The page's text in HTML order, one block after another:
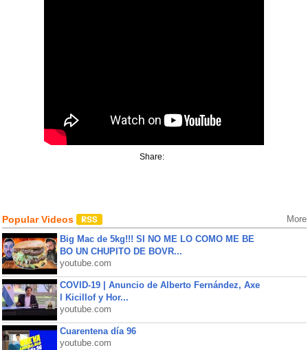
Share:
Popular Videos More
Big Mac de 5kg!!! SI NO ME LO COMO ME BE
BO UN CHUPITO DE BOVR...
youtube.com
COVID-19 | Anuncio de Alberto Fernández, Axe
l Kicillof y Hor...
youtube.com
Cuarentena día 96
youtube.com